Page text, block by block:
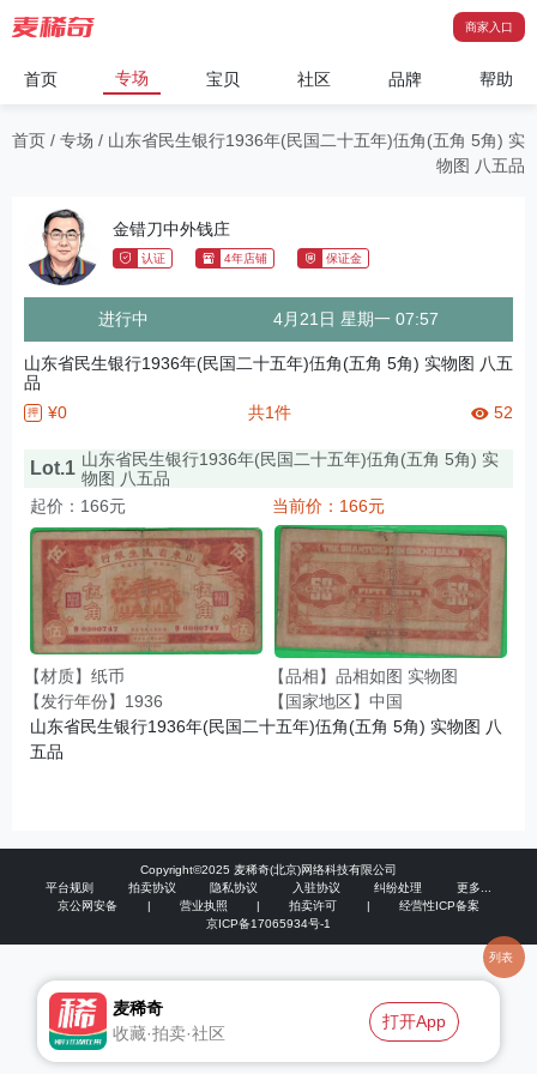
商家入口
首页 专场 宝贝 社区 品牌 帮助
首页 / 专场 / 山东省民生银行1936年(民国二十五年)伍角(五角 5角) 实
物图 八五品
列表
金错刀中外钱庄
认证 4年店铺 保证金
进行中 4月21日 星期一 07:57
山东省民生银行1936年(民国二十五年)伍角(五角 5角) 实物图 八五
品
押 ¥0 共1件 52
Lot.1 山东省民生银行1936年(民国二十五年)伍角(五角 5角) 实
物图 八五品
起价：166元
当前价：166元
【材质】纸币
【品相】品相如图 实物图
【发行年份】1936
【国家地区】中国
山东省民生银行1936年(民国二十五年)伍角(五角 5角) 实物图 八
五品
Copyright©2025 麦稀奇(北京)网络科技有限公司
平台规则
拍卖协议 隐私协议 入驻协议 纠纷处理
更多...
京公网安备
| 营业执照 | 拍卖许可 |
经营性ICP备案
京ICP备17065934号-1
麦稀奇
收藏·拍卖·社区
打开App